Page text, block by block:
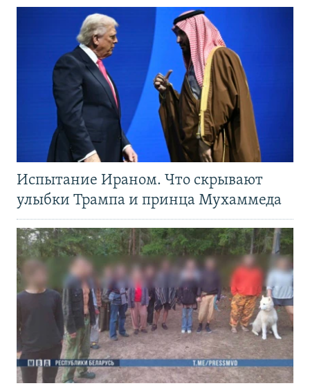
Испытание Ираном. Что скрывают
улыбки Трампа и принца Мухаммеда